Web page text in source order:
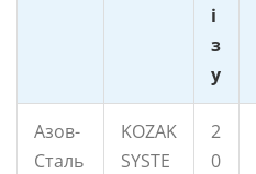
і
з
у
Азов-
Сталь
KOZAK
SYSTE
2
0